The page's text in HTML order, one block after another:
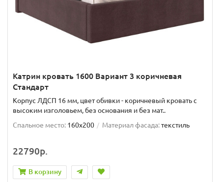
Катрин кровать 1600 Вариант 3 коричневая
Стандарт
Корпус ЛДСП 16 мм, цвет обивки - коричневый кровать с
высоким изголовьем, без основания и без мат..
Спальное место: 160x200 Материал фасада:текстиль
22790р.
В корзину